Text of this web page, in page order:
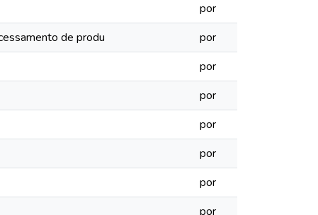
por
de produ
por
por
por
por
por
por
por